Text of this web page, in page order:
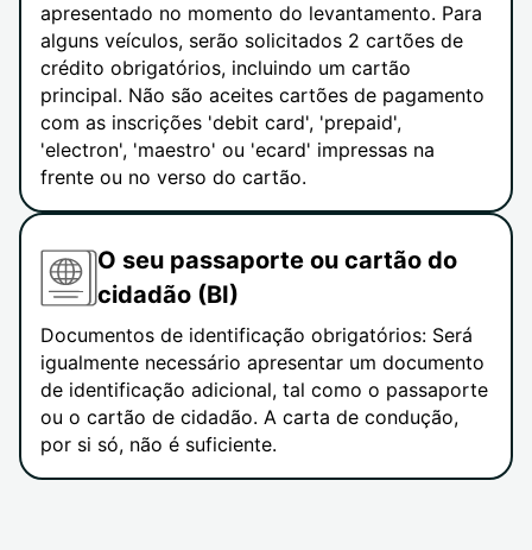
apresentado no momento do levantamento. Para
alguns veículos, serão solicitados 2 cartões de
crédito obrigatórios, incluindo um cartão
principal. Não são aceites cartões de pagamento
com as inscrições 'debit card', 'prepaid',
'electron', 'maestro' ou 'ecard' impressas na
frente ou no verso do cartão.
O seu passaporte ou cartão do
cidadão (BI)
Documentos de identificação obrigatórios: Será
igualmente necessário apresentar um documento
de identificação adicional, tal como o passaporte
ou o cartão de cidadão. A carta de condução,
por si só, não é suficiente.